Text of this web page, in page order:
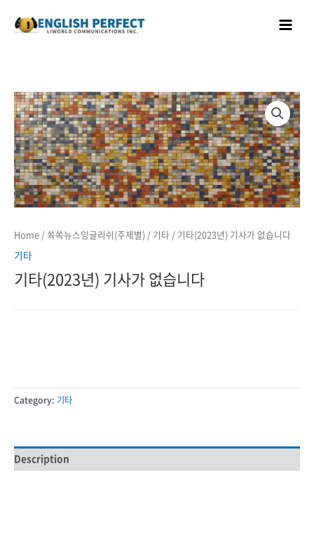
건너뛰기
Menu
Home /쏙쏙뉴스잉글리쉬(주제별) / 기타 / 기타(2023년) 기사가 없습니다
기타
기타(2023년) 기사가 없습니다
Category: 기타
Description